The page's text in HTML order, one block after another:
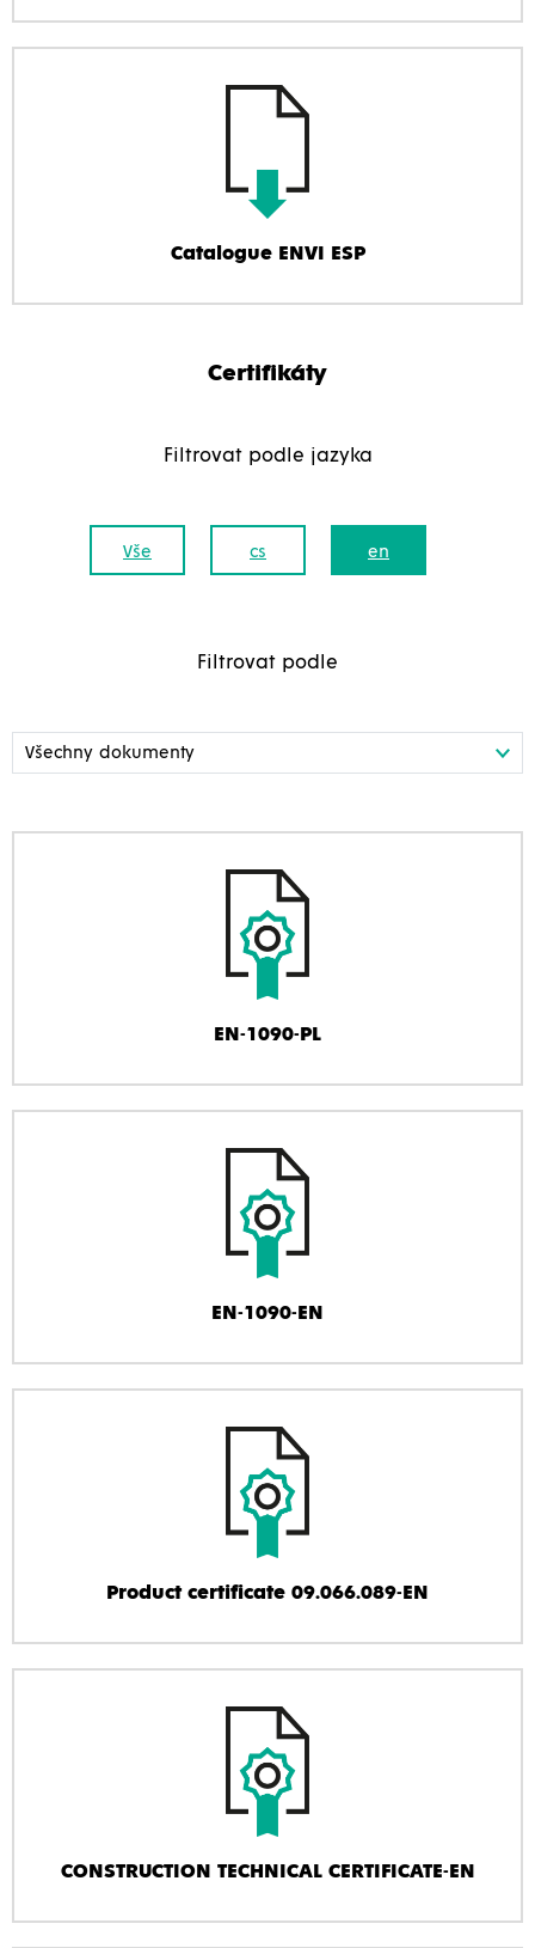
Catalogue ENVI ESP
Certifikáty
Filtrovat podle jazyka
Vše cs en
Filtrovat podle
EN-1090-PL
EN-1090-EN
Product certificate 09.066.089-EN
CONSTRUCTION TECHNICAL CERTIFICATE-EN